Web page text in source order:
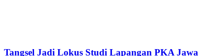
Tangsel Jadi Lokus Studi Lapangan PKA Jawa